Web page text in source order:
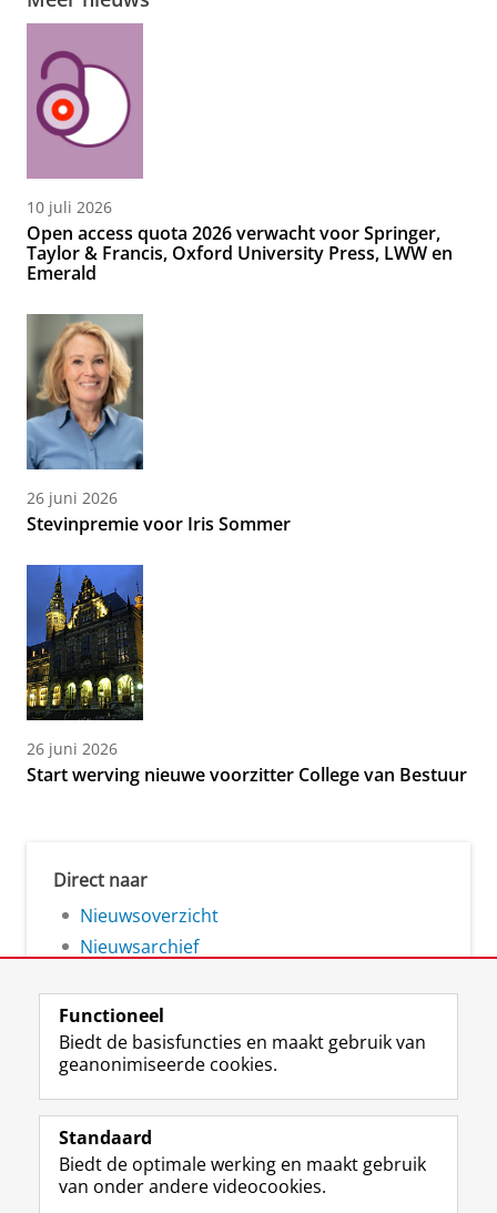
10 juli 2026
Open access quota 2026 verwacht voor Springer,
Taylor & Francis, Oxford University Press, LWW en
Emerald
26 juni 2026
Stevinpremie voor Iris Sommer
26 juni 2026
Start werving nieuwe voorzitter College van Bestuur
Direct naar
Nieuwsoverzicht
Nieuwsarchief
Volg de RUG
F
a
e
b
L
i
k
e
R
S
-
f
I
n
t
Y
o
T
Studiekiezers
Functioneel
Biedt de basisfuncties en maakt gebruik van
geanonimiseerde cookies.
Standaard
Biedt de optimale werking en maakt gebruik
van onder andere videocookies.